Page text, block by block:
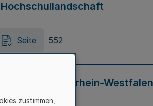
Seite 552
in Nordrhein-Westfalen
NRW)
zustimmen,